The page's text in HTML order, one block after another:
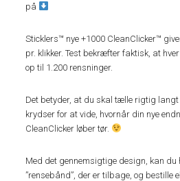
på
Sticklers™ nye +1000 CleanClicker™
pr. klikker. Test bekræfter faktisk, at
op til 1.200 rensninger.
Det betyder, at du skal tælle rigtig
krydser for at vide, hvornår din nye
CleanClicker løber tør.
Med det gennemsigtige design, kan du
”rensebånd”, der er tilbage, og bestille